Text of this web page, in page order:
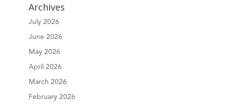
Archives
July 2026
June 2026
May 2026
April 2026
March 2026
February 2026